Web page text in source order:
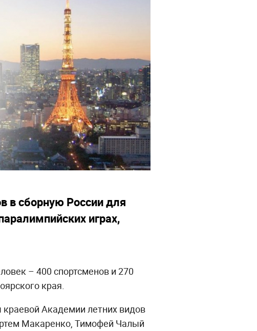
в сборную России для
играх,
– 400 спортсменов и 270
края.
Академии летних видов
Макаренко, Тимофей Чалый